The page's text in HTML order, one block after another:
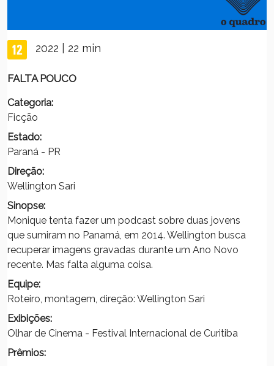
2022 | 22 min
FALTA POUCO
Categoria:
Ficção
Estado:
Paraná - PR
Direção:
Wellington Sari
Sinopse:
Monique tenta fazer um podcast sobre duas jovens
que sumiram no Panamá, em 2014. Wellington busca
recuperar imagens gravadas durante um Ano Novo
recente. Mas falta alguma coisa.
Equipe:
Roteiro, montagem, direção: Wellington Sari
Exibições:
Olhar de Cinema - Festival Internacional de Curitiba
Prêmios: